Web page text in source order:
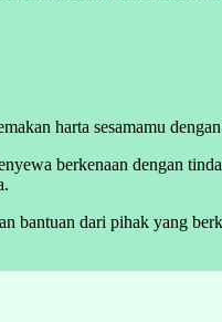
harta sesamamu
berkenaan dengan
bantuan dari pihak yang